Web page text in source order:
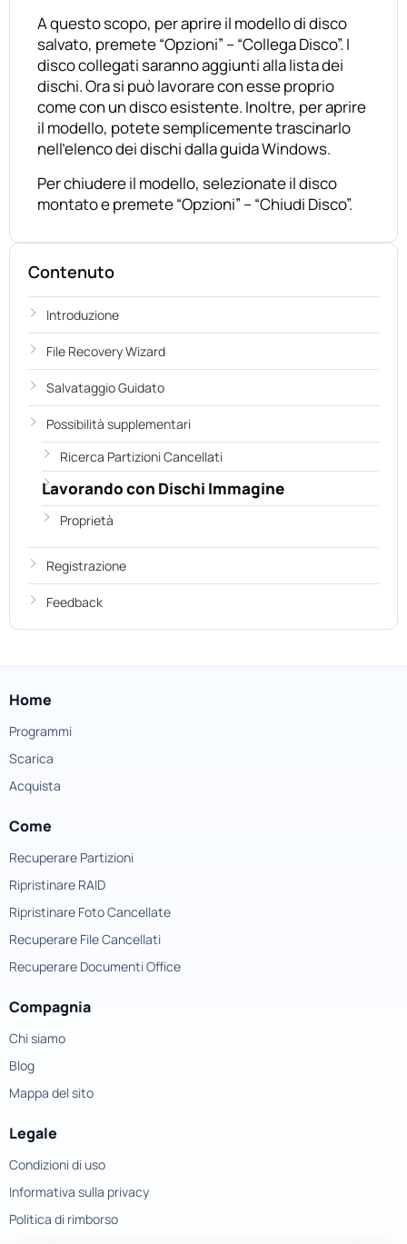
A questo scopo, per aprire il modello di disco
salvato, premete “Opzioni” – “Collega Disco”. I
disco collegati saranno aggiunti alla lista dei
dischi. Ora si può lavorare con esse proprio
come con un disco esistente. Inoltre, per aprire
il modello, potete semplicemente trascinarlo
nell’elenco dei dischi dalla guida Windows.
Per chiudere il modello, selezionate il disco
montato e premete “Opzioni” – “Chiudi Disco”.
Contenuto
Introduzione
File Recovery Wizard
Salvataggio Guidato
Possibilità supplementari
Ricerca Partizioni Cancellati
Lavorando con Dischi Immagine
Proprietà
Registrazione
Feedback
Home
Programmi
Scarica
Acquista
Come
Recuperare Partizioni
Ripristinare RAID
Ripristinare Foto Cancellate
Recuperare File Cancellati
Recuperare Documenti Office
Compagnia
Chi siamo
Blog
Mappa del sito
Legale
Condizioni di uso
Informativa sulla privacy
Politica di rimborso